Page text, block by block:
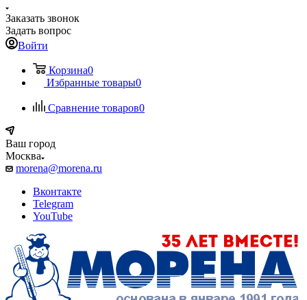
Заказать звонок
Задать вопрос
Войти
Корзина0
Избранные товары0
Сравнение товаров0
Ваш город
Москва
morena@morena.ru
Вконтакте
Telegram
YouTube